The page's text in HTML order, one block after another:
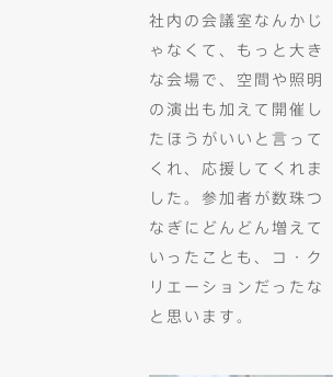
社内の会議室なんかじ
ゃなくて、もっと大き
な会場で、空間や照明
の演出も加えて開催し
たほうがいいと言って
くれ、応援してくれま
した。参加者が数珠つ
なぎにどんどん増えて
いったことも、コ・ク
リエーションだったな
と思います。